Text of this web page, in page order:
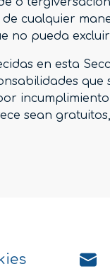
cualquier
no pueda
en esta
sean